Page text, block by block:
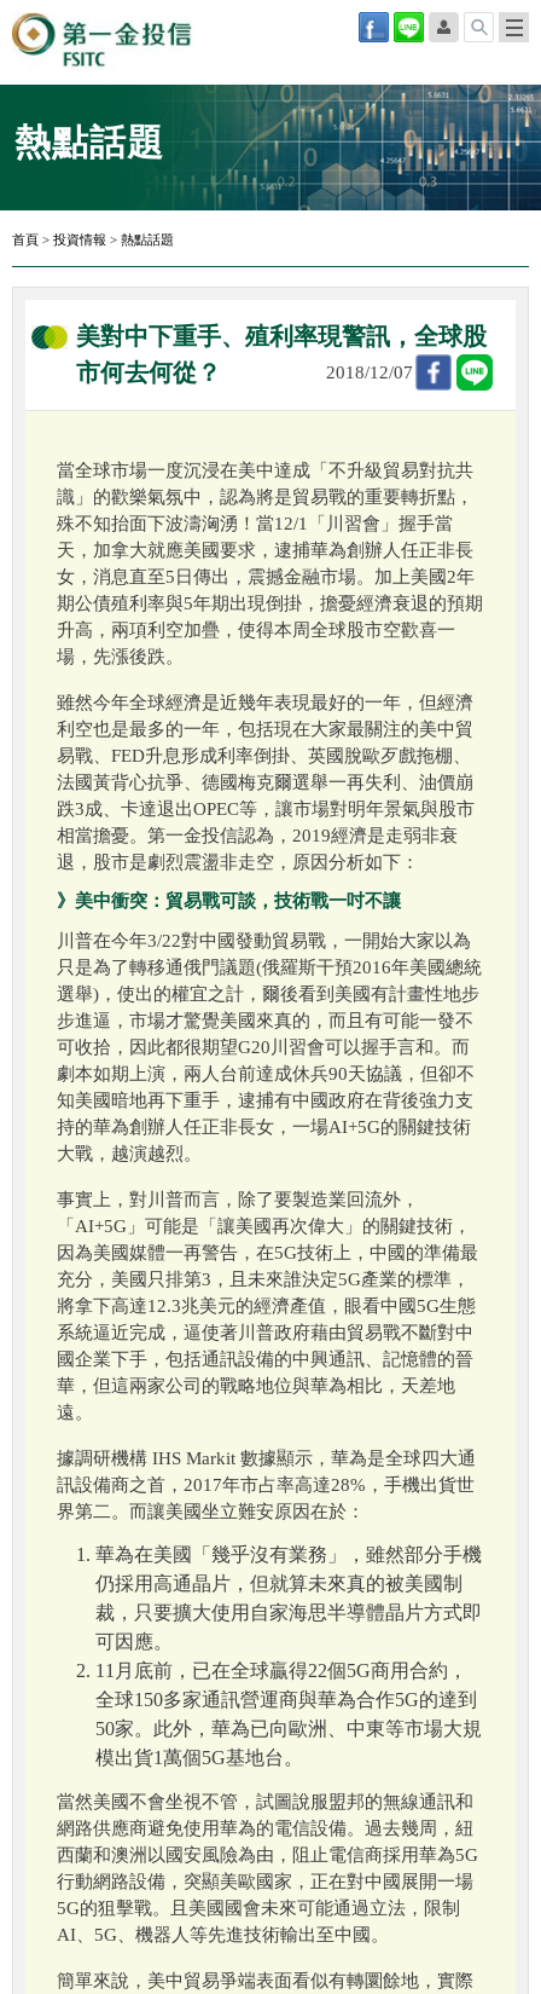
熱點話題
首頁 > 投資情報 > 熱點話題
美對中下重手、殖利率現警訊，全球股
市何去何從？
2018/12/07
當全球市場一度沉浸在美中達成「不升級貿易對抗共
識」的歡樂氣氛中，認為將是貿易戰的重要轉折點，
殊不知抬面下波濤洶湧！當12/1「川習會」握手當
天，加拿大就應美國要求，逮捕華為創辦人任正非長
女，消息直至5日傳出，震撼金融市場。加上美國2年
期公債殖利率與5年期出現倒掛，擔憂經濟衰退的預期
升高，兩項利空加疊，使得本周全球股市空歡喜一
場，先漲後跌。
雖然今年全球經濟是近幾年表現最好的一年，但經濟
利空也是最多的一年，包括現在大家最關注的美中貿
易戰、FED升息形成利率倒掛、英國脫歐歹戲拖棚、
法國黃背心抗爭、德國梅克爾選舉一再失利、油價崩
跌3成、卡達退出OPEC等，讓市場對明年景氣與股市
相當擔憂。第一金投信認為，2019經濟是走弱非衰
退，股市是劇烈震盪非走空，原因分析如下：
》美中衝突：貿易戰可談，技術戰一吋不讓
川普在今年3/22對中國發動貿易戰，一開始大家以為
只是為了轉移通俄門議題(俄羅斯干預2016年美國總統
選舉)，使出的權宜之計，爾後看到美國有計畫性地步
步進逼，市場才驚覺美國來真的，而且有可能一發不
可收拾，因此都很期望G20川習會可以握手言和。而
劇本如期上演，兩人台前達成休兵90天協議，但卻不
知美國暗地再下重手，逮捕有中國政府在背後強力支
持的華為創辦人任正非長女，一場AI+5G的關鍵技術
大戰，越演越烈。
事實上，對川普而言，除了要製造業回流外，
「AI+5G」可能是「讓美國再次偉大」的關鍵技術，
因為美國媒體一再警告，在5G技術上，中國的準備最
充分，美國只排第3，且未來誰決定5G產業的標準，
將拿下高達12.3兆美元的經濟產值，眼看中國5G生態
系統逼近完成，逼使著川普政府藉由貿易戰不斷對中
國企業下手，包括通訊設備的中興通訊、記憶體的晉
華，但這兩家公司的戰略地位與華為相比，天差地
遠。
據調研機構 IHS Markit 數據顯示，華為是全球四大通
訊設備商之首，2017年市占率高達28%，手機出貨世
界第二。而讓美國坐立難安原因在於：
華為在美國「幾乎沒有業務」，雖然部分手機
仍採用高通晶片，但就算未來真的被美國制
裁，只要擴大使用自家海思半導體晶片方式即
可因應。
11月底前，已在全球贏得22個5G商用合約，
全球150多家通訊營運商與華為合作5G的達到
50家。此外，華為已向歐洲、中東等市場大規
模出貨1萬個5G基地台。
當然美國不會坐視不管，試圖說服盟邦的無線通訊和
網路供應商避免使用華為的電信設備。過去幾周，紐
西蘭和澳洲以國安風險為由，阻止電信商採用華為5G
行動網路設備，突顯美歐國家，正在對中國展開一場
5G的狙擊戰。且美國國會未來可能通過立法，限制
AI、5G、機器人等先進技術輸出至中國。
簡單來說，美中貿易爭端表面看似有轉圜餘地，實際